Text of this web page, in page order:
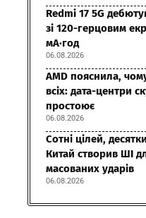
Redmi 17 5G
зі 120-герцовим
мА·год
06.08.2026
AMD пояснила,
всіх: дата-центри
простоює
06.08.2026
Сотні цілей,
Китай створив ШІ
масованих ударів
06.08.2026